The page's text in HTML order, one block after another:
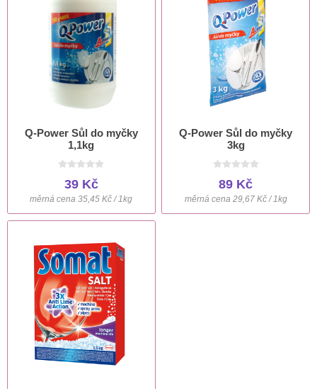
Q-Power Sůl do myčky
1,1kg
39 Kč
měrná cena 35,45 Kč / 1kg
Q-Power Sůl do myčky
3kg
89 Kč
měrná cena 29,67 Kč / 1kg